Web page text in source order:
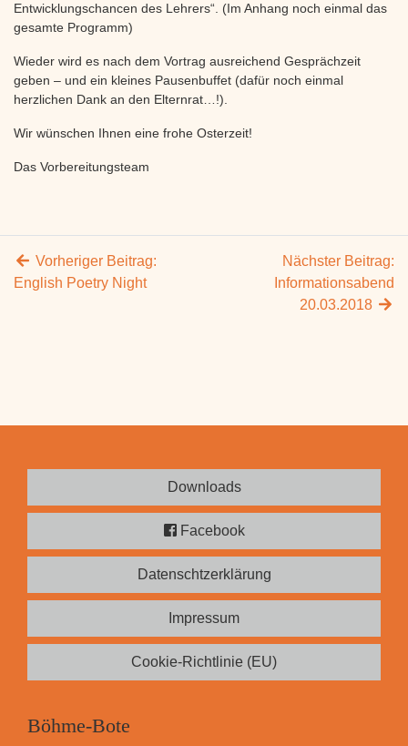
Entwicklungschancen des Lehrers“. (Im Anhang noch einmal das
gesamte Programm)
Wieder wird es nach dem Vortrag ausreichend Gesprächzeit
geben – und ein kleines Pausenbuffet (dafür noch einmal
herzlichen Dank an den Elternrat…!).
Wir wünschen Ihnen eine frohe Osterzeit!
Das Vorbereitungsteam
Vorheriger Beitrag:
English Poetry Night
Nächster Beitrag:
Informationsabend
20.03.2018
Downloads
Facebook
Datenschtzerklärung
Impressum
Cookie-Richtlinie (EU)
Böhme-Bote